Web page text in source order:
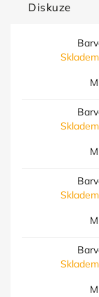
Diskuze